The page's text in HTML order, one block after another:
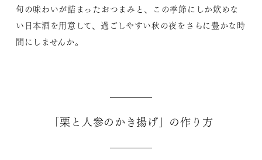
旬の味わいが詰まったおつまみと、この季節にしか飲めな
い日本酒を用意して、過ごしやすい秋の夜をさらに豊かな時
間にしませんか。
「栗と人参のかき揚げ」の作り方